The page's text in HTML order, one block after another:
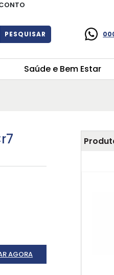
PESQUISAR
Saúde e Bem Estar
AGORA